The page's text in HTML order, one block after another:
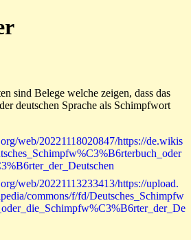
sind Belege welche zeigen, dass das
deutschen Sprache als Schimpfwort
web/20221118020847/https://de.wikis
web/20221113233413/https://upload.
commons/f/fd/Deutsches_Schimpfw